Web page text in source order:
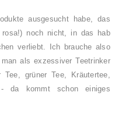
ausgesucht habe, das
noch nicht, in das hab
verliebt. Ich brauche also
als exzessiver Teetrinker
grüner Tee, Kräutertee,
da kommt schon einiges